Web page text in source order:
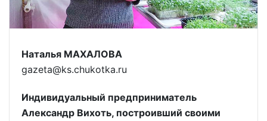
Наталья МАХАЛОВА
gazeta@ks.chukotka.ru
Индивидуальный предприниматель
Александр Вихоть, построивший своими